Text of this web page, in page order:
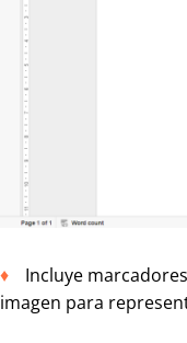
Incluye
imagen para